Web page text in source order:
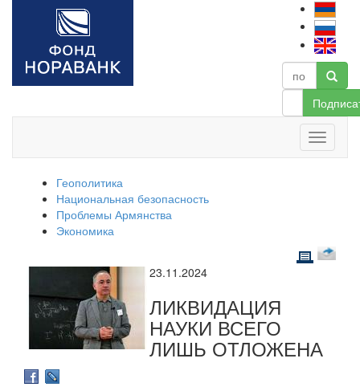
Геополитика
Национальная безопасность
Проблемы Армянства
Экономика
23.11.2024
ЛИКВИДАЦИЯ
НАУКИ ВСЕГО
ЛИШЬ ОТЛОЖЕНА